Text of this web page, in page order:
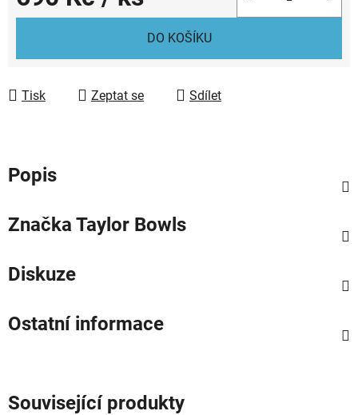
Měrná cena:
DO KOŠÍKU
Tisk Zeptat se Sdílet
Popis
Značka Taylor Bowls
Diskuze
Ostatní informace
Související produkty